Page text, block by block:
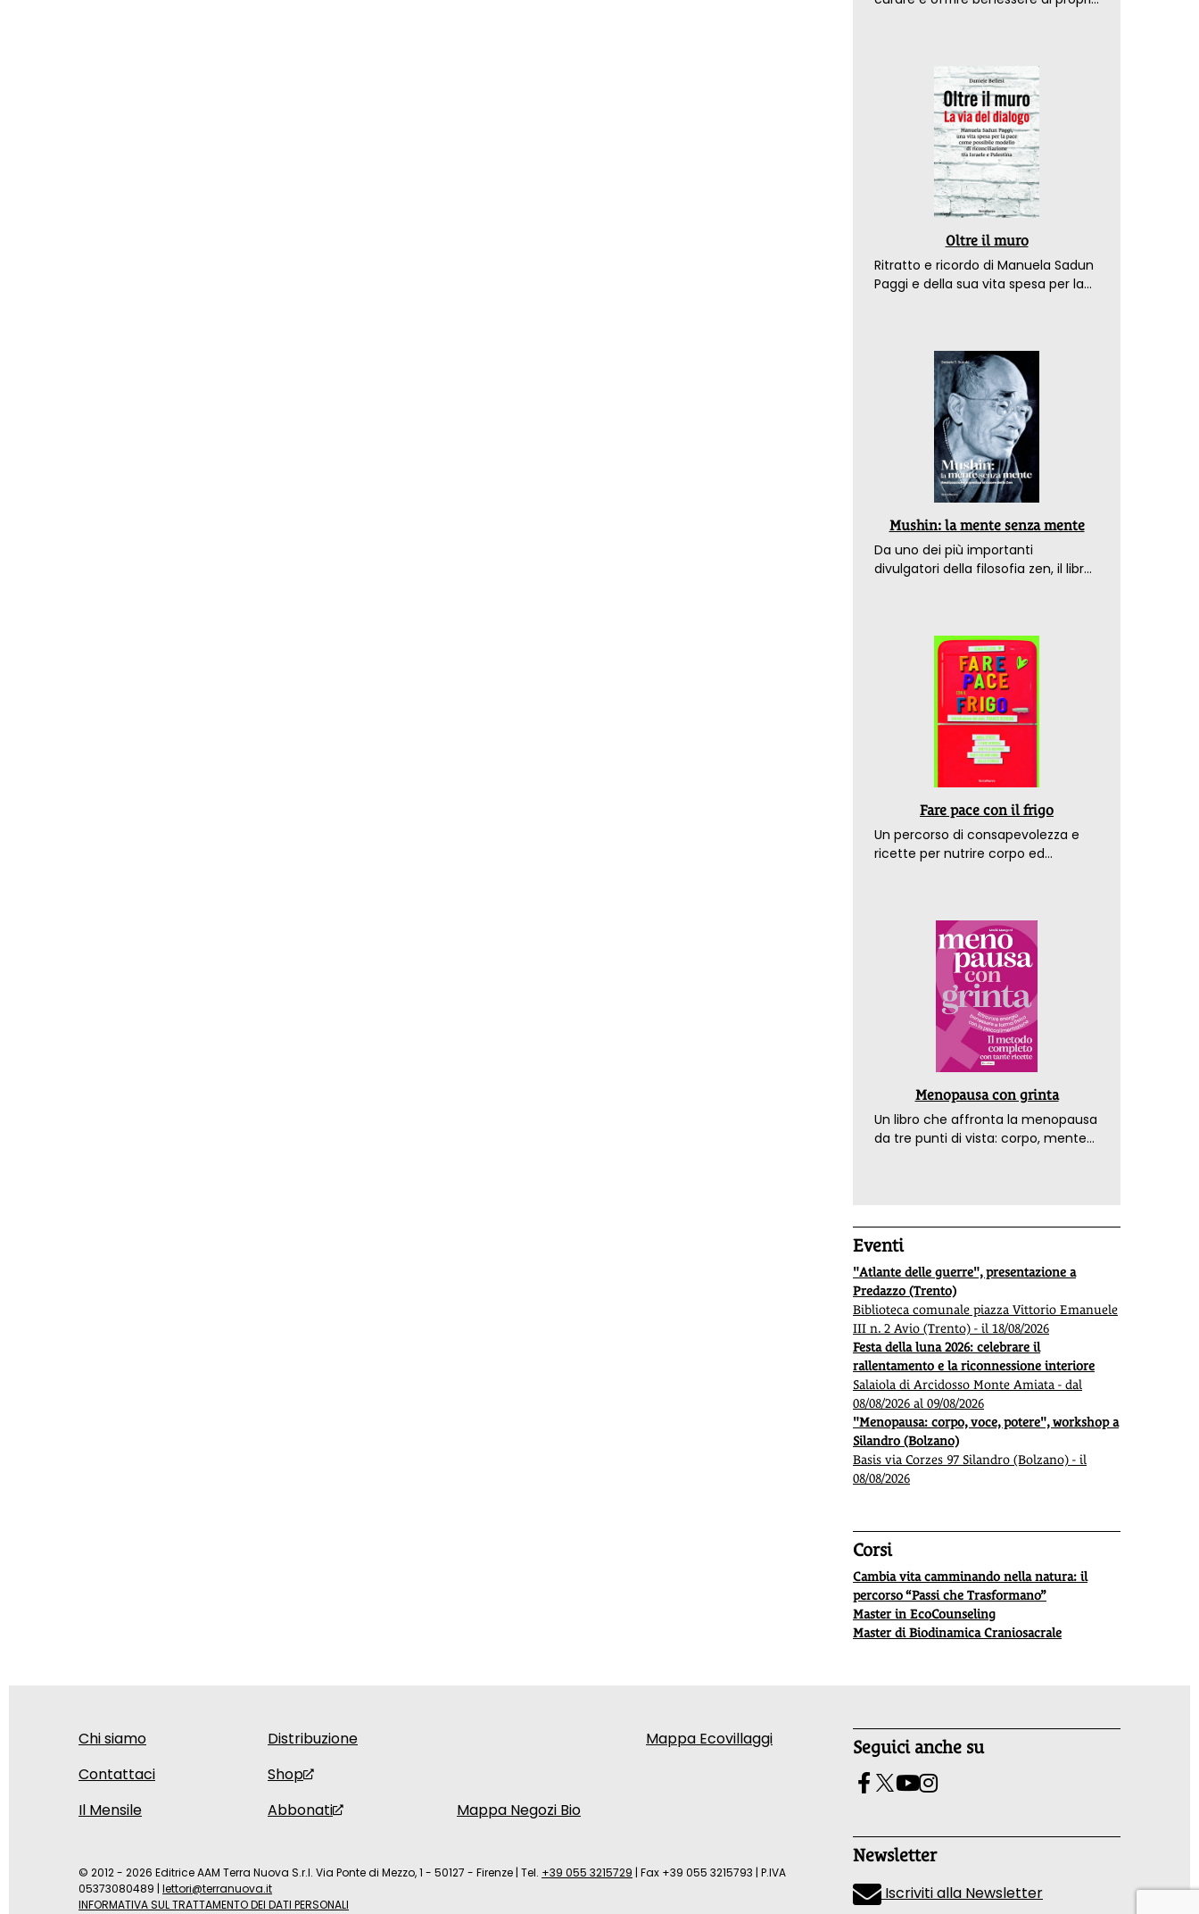
Oltre il muro
Ritratto e ricordo di Manuela Sadun
Paggi e della sua vita spesa per la
Mushin: la mente senza mente
Da uno dei più importanti
divulgatori della filosofia zen, il libro
Fare pace con il frigo
Un percorso di consapevolezza e
ricette per nutrire corpo ed
Menopausa con grinta
Un libro che affronta la menopausa
da tre punti di vista: corpo, mente
Eventi
"Atlante delle guerre", presentazione a
Predazzo (Trento)
Biblioteca comunale piazza Vittorio Emanuele
III n. 2 Avio (Trento) - il 18/08/2026
Festa della luna 2026: celebrare il
rallentamento e la riconnessione interiore
Salaiola di Arcidosso Monte Amiata - dal
08/08/2026 al 09/08/2026
"Menopausa: corpo, voce, potere", workshop a
Silandro (Bolzano)
Basis via Corzes 97 Silandro (Bolzano) - il
08/08/2026
Corsi
Cambia vita camminando nella natura: il
percorso “Passi che Trasformano”
Master in EcoCounseling
Master di Biodinamica Craniosacrale
Chi siamo
Contattaci
Il Mensile
Distribuzione
Shop
Abbonati
Mappa Negozi Bio
Mappa Ecovillaggi Seguici anche su
Newsletter
Iscriviti alla Newsletter
© 2012 - 2026 Editrice AAM Terra Nuova S.r.l. Via Ponte di Mezzo, 1 - 50127 - Firenze | Tel. +39 055 3215729 | Fax +39 055 3215793 | P.IVA
05373080489 | lettori@terranuova.it
INFORMATIVA SUL TRATTAMENTO DEI DATI PERSONALI